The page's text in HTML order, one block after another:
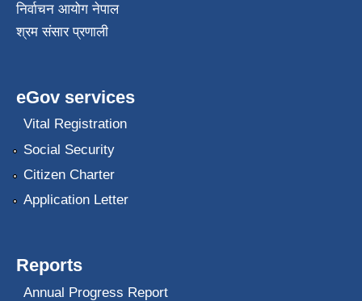
निर्वाचन आयोग नेपाल
श्रम संसार प्रणाली
eGov services
Vital Registration
Social Security
Citizen Charter
Application Letter
Reports
Annual Progress Report